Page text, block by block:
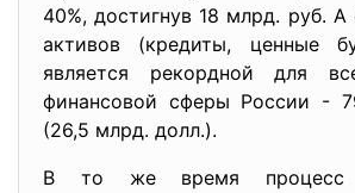
40%, достигнув 18 млрд. руб.
активов (кредиты, ценные
является рекордной для
финансовой сферы России -
(26,5 млрд. долл.).
В то же время процесс